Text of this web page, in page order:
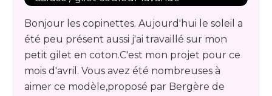
Bonjour les copinettes. Aujourd'hui le soleil a
été peu présent aussi j'ai travaillé sur mon
petit gilet en coton.C'est mon projet pour ce
mois d'avril. Vous avez été nombreuses à
aimer ce modèle,proposé par Bergère de